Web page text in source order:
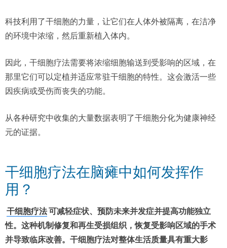
科技利用了干细胞的力量，让它们在人体外被隔离，在洁净
的环境中浓缩，然后重新植入体内。
因此，干细胞疗法需要将浓缩细胞输送到受影响的区域，在
那里它们可以定植并适应常驻干细胞的特性。这会激活一些
因疾病或受伤而丧失的功能。
从各种研究中收集的大量数据表明了干细胞分化为健康神经
元的证据。
干细胞疗法在脑瘫中如何发挥作
用？
干细胞疗法可减轻症状、预防未来并发症并提高功能独立
性。这种机制修复和再生受损组织，恢复受影响区域的手术
并导致临床改善。干细胞疗法对整体生活质量具有重大影